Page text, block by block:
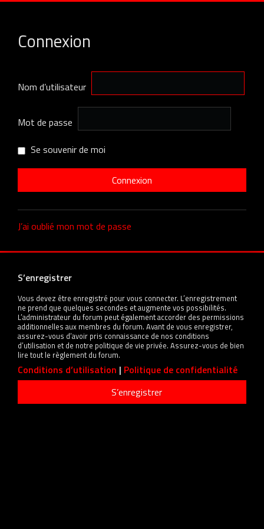
Connexion
Nom d’utilisateur
Mot de passe
Se souvenir de moi
J’ai oublié mon mot de passe
S’enregistrer
Vous devez être enregistré pour vous connecter. L’enregistrement
ne prend que quelques secondes et augmente vos possibilités.
L’administrateur du forum peut également accorder des permissions
additionnelles aux membres du forum. Avant de vous enregistrer,
assurez-vous d’avoir pris connaissance de nos conditions
d’utilisation et de notre politique de vie privée. Assurez-vous de bien
lire tout le règlement du forum.
Conditions d’utilisation | Politique de confidentialité
S’enregistrer